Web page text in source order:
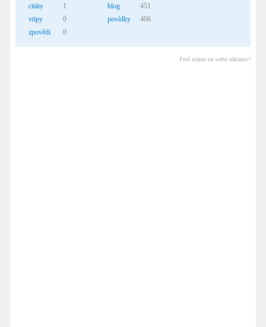
citáty
1
vtipy
0
zpovědi
0
blog
451
povídky
406
Proč máme na webu reklamy?